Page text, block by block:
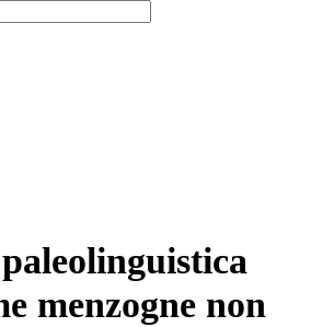
menzogne non